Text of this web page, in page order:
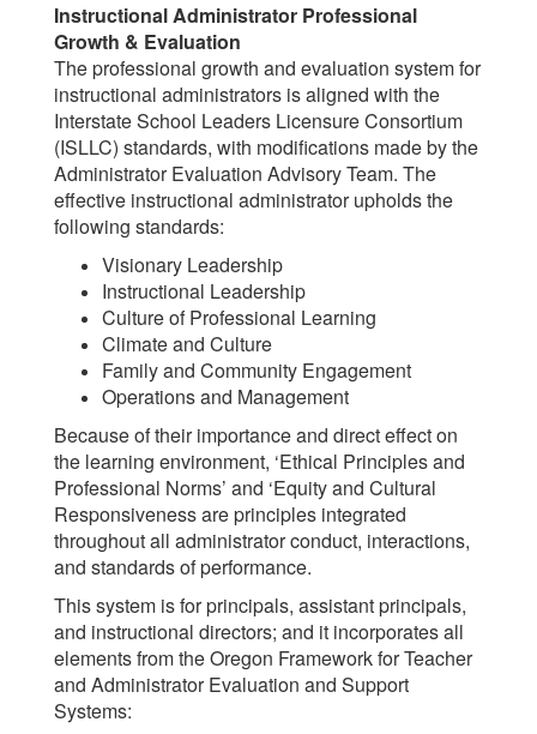
Instructional Administrator Professional
Growth & Evaluation
The professional growth and evaluation system for
instructional administrators is aligned with the
Interstate School Leaders Licensure Consortium
(ISLLC) standards, with modifications made by the
Administrator Evaluation Advisory Team. The
effective instructional administrator upholds the
following standards:
Visionary Leadership
Instructional Leadership
Culture of Professional Learning
Climate and Culture
Family and Community Engagement
Operations and Management
Because of their importance and direct effect on
the learning environment, ‘Ethical Principles and
Professional Norms’ and ‘Equity and Cultural
Responsiveness are principles integrated
throughout all administrator conduct, interactions,
and standards of performance.
This system is for principals, assistant principals,
and instructional directors; and it incorporates all
elements from the Oregon Framework for Teacher
and Administrator Evaluation and Support
Systems: